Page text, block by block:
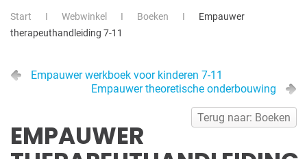
Start Webwinkel Boeken
Empauwer
therapeuthandleiding 7-11
Empauwer werkboek voor kinderen 7-11
Empauwer theoretische onderbouwing
Terug naar: Boeken
EMPAUWER